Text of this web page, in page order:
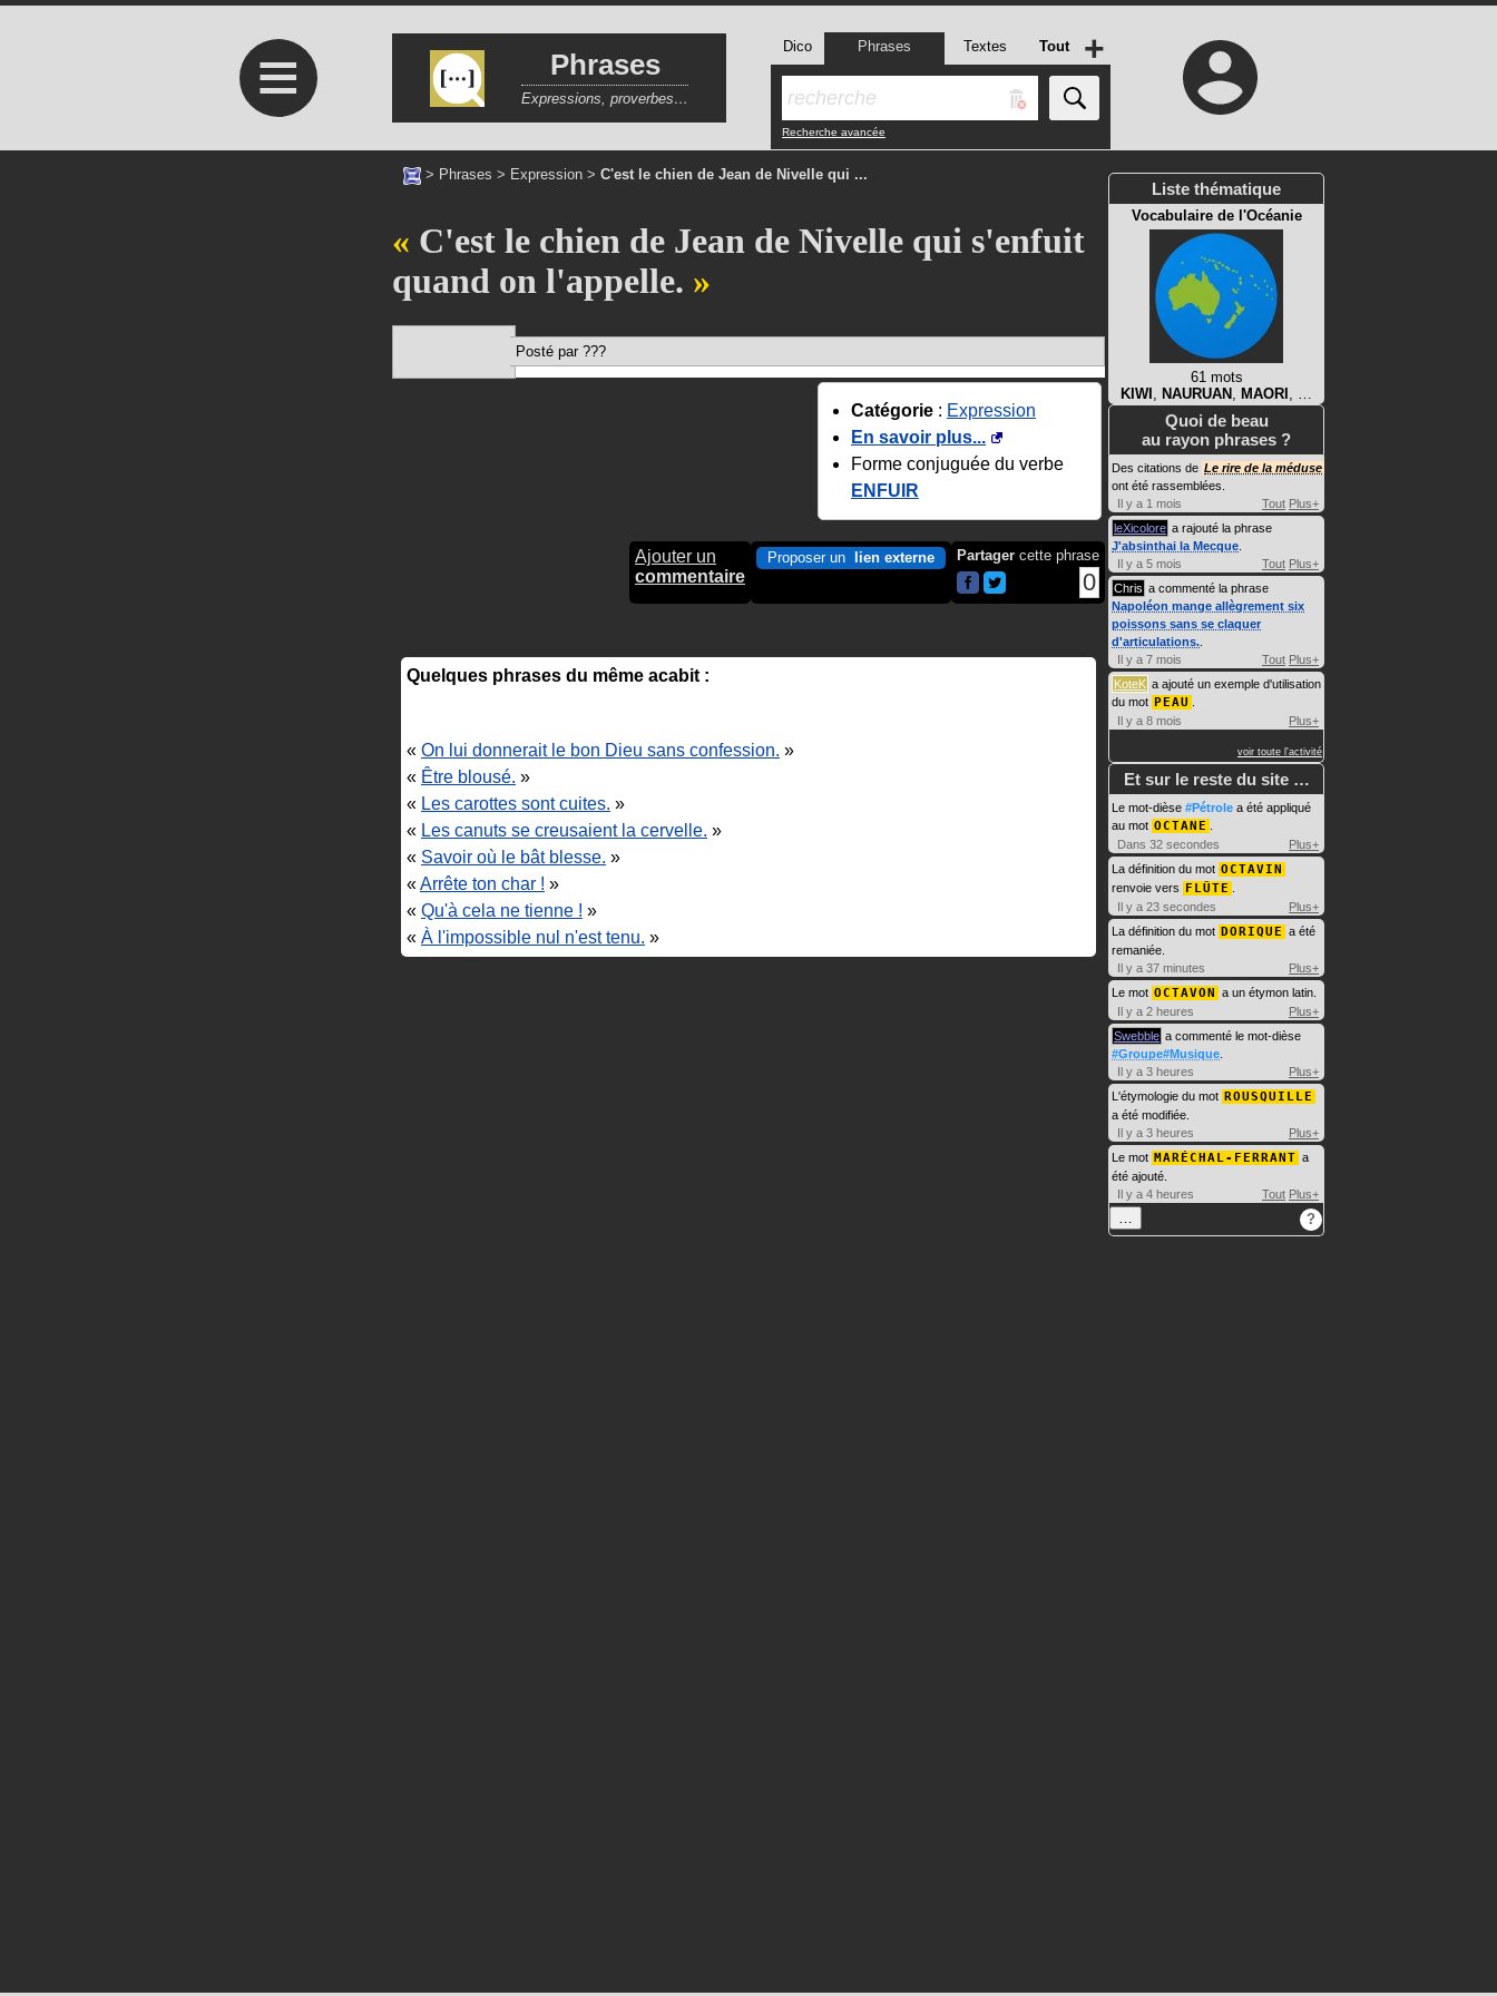
≡ Phrases
Expressions, proverbes…
Dico Phrases Textes Tout
Recherche avancée
+
> Phrases > Expression > C'est le chien de Jean de Nivelle qui ...
C'est le chien de Jean de Nivelle qui s'enfuit
quand on l'appelle.
Posté par ???
Catégorie : Expression
En savoir plus...
Forme conjuguée du verbe
ENFUIR
Ajouter un
commentaire
Proposer un lien externe Partager cette phrase
0
Quelques phrases du même acabit :
« On lui donnerait le bon Dieu sans confession. »
« Être blousé. »
« Les carottes sont cuites. »
« Les canuts se creusaient la cervelle. »
« Savoir où le bât blesse. »
«Arrête ton char ! »
« Qu'à cela ne tienne ! »
« À l'impossible nul n'est tenu. »
Liste thématique
Vocabulaire de l'Océanie
61 mots
KIWI , NAURUAN , MAORI , …
Quoi de beau
au rayon phrases ?
Des citations de Le rire de la méduse
ont été rassemblées.
Il y a 1 mois
Tout Plus+
leXicolore a rajouté la phrase
J'absinthai la Mecque
Il y a 5 mois
Tout Plus+
Chris a commenté la phrase
Napoléon mange allègrement six
poissons sans se claquer
d'articulations.
Il y a 7 mois
Tout Plus+
KoteK a ajouté un exemple d'utilisation
du mot PEAU
Il y a 8 mois
Plus+
voir toute l'activité
Et sur le reste du site …
Le mot-dièse #Pétrole a été appliqué
au mot OCTANE
Dans 32 secondes
Plus+
La définition du mot OCTAVIN
renvoie vers FLÛTE
Il y a 23 secondes
Plus+
La définition du mot DORIQUE a été
remaniée.
Il y a 37 minutes
Plus+
Le mot OCTAVON a un étymon latin.
Il y a 2 heures
Plus+
Swebble a commenté le mot-dièse
#Groupe#Musique
Il y a 3 heures
Plus+
L'étymologie du mot ROUSQUILLE
a été modifiée.
Il y a 3 heures
Plus+
Le mot MARÉCHAL-FERRANT a
été ajouté.
Il y a 4 heures
Tout Plus+
… ?